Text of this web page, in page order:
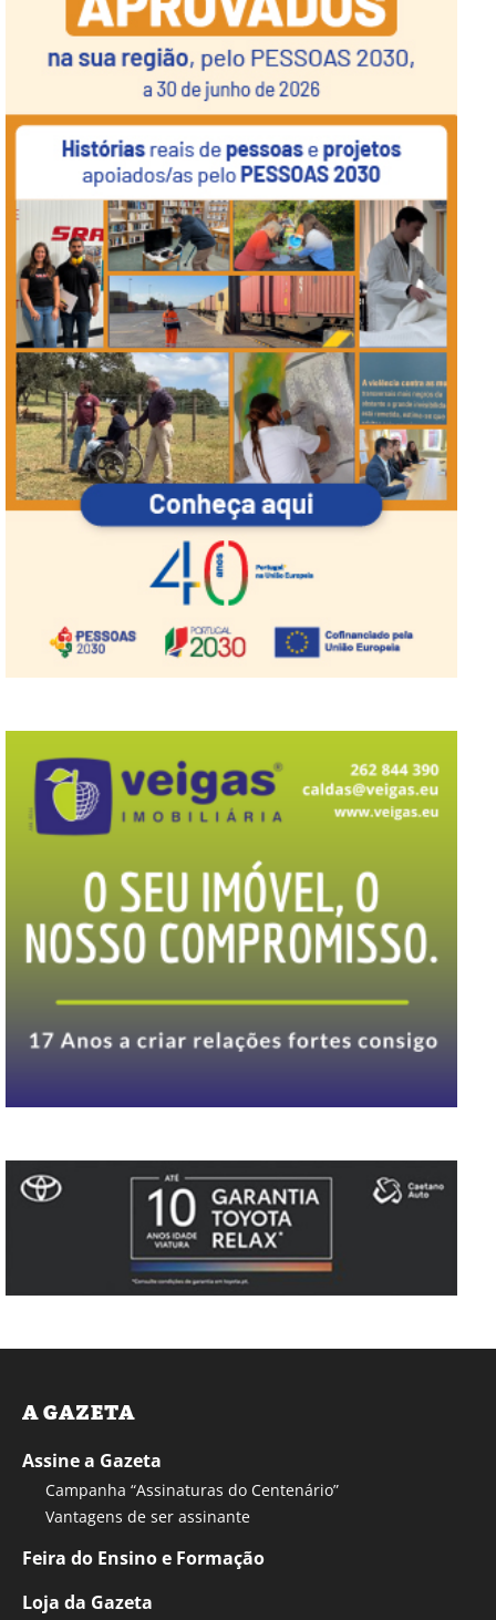
A GAZETA
Assine a Gazeta
Campanha “Assinaturas do Centenário”
Vantagens de ser assinante
Feira do Ensino e Formação
Loja da Gazeta